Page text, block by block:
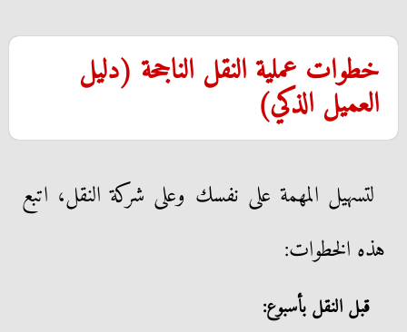
خطوات عملية النقل الناجحة (دليل
العميل الذكي)
لتسهيل المهمة على نفسك وعلى شركة النقل، اتبع
هذه الخطوات:
قبل النقل بأسبوع: